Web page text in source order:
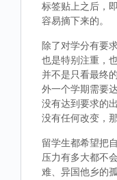
标签贴上之后，
容易摘下来的。
除了对学分有要
也是特别注重，
并不是只看最终
外一个学期需要
没有达到要求的
没有任何改变，
留学生都希望把
压力有多大都不
难、异国他乡的